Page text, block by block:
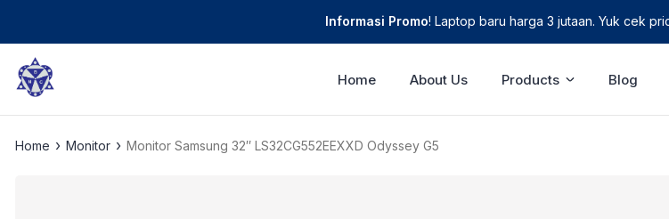
Informasi Promo! Laptop baru harga 3 jutaan. Yuk cek
Home About Us Products Blog
Home › Monitor › Monitor Samsung 32″ LS32CG552EEXXD Odyssey G5